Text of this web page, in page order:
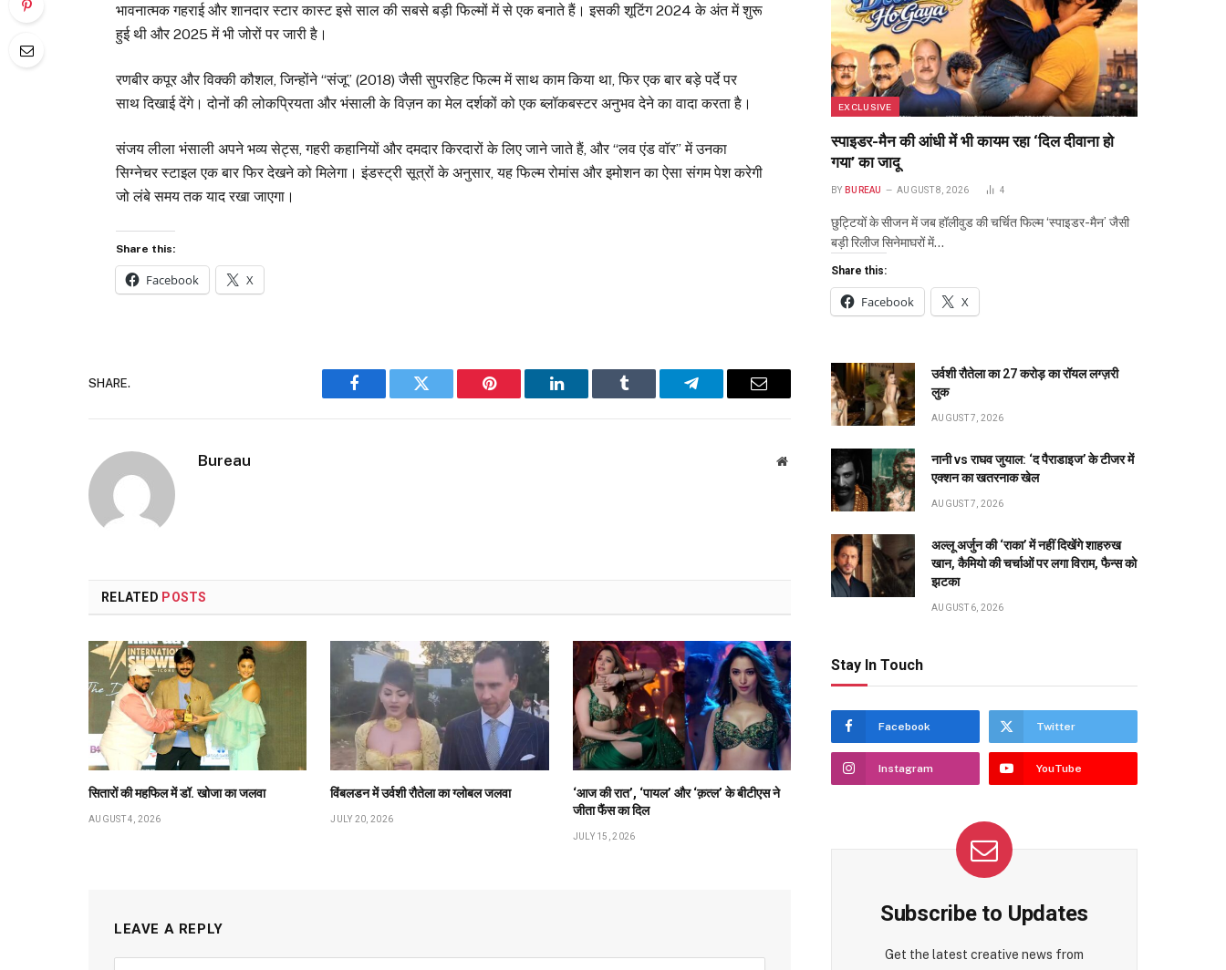
भावनात्मक गहराई और शानदार स्टार कास्ट इसे साल की सबसे बड़ी फिल्मों में से एक बनाते हैं। इसकी शूटिंग 2024 के अंत में शुरू
हुई थी और 2025 में भी जोरों पर जारी है।
रणबीर कपूर और विक्की कौशल, जिन्होंने “संजू” (2018) जैसी सुपरहिट फिल्म में साथ काम किया था, फिर एक बार बड़े पर्दे पर
साथ दिखाई देंगे। दोनों की लोकप्रियता और भंसाली के विज़न का मेल दर्शकों को एक ब्लॉकबस्टर अनुभव देने का वादा करता है।
संजय लीला भंसाली अपने भव्य सेट्स, गहरी कहानियों और दमदार किरदारों के लिए जाने जाते हैं, और “लव एंड वॉर” में उनका
सिग्नेचर स्टाइल एक बार फिर देखने को मिलेगा। इंडस्ट्री सूत्रों के अनुसार, यह फिल्म रोमांस और इमोशन का ऐसा संगम पेश करेगी
जो लंबे समय तक याद रखा जाएगा।
Share this:
Facebook X
SHARE.
Facebook Twitter Pinterest LinkedIn Tumblr Telegram Email
Bureau Website
RELATED POSTS
सितारों की महफिल में डॉ. खोजा का जलवा
AUGUST 4, 2026
विंबलडन में उर्वशी रौतेला का ग्लोबल जलवा
JULY 20, 2026
‘आज की रात’, ‘पायल’ और ‘क़त्ल’ के बीटीएस ने
जीता फैंस का दिल
JULY 15, 2026
LEAVE A REPLY
EXCLUSIVE
स्पाइडर-मैन की आंधी में भी कायम रहा ‘दिल दीवाना हो
गया’ का जादू
BY BUREAU AUGUST 8, 2026 4
छुट्टियों के सीजन में जब हॉलीवुड की चर्चित फिल्म ‘स्पाइडर-मैन’ जैसी
बड़ी रिलीज सिनेमाघरों में…
Share this:
Facebook X
उर्वशी रौतेला का ₹27 करोड़ का रॉयल लग्ज़री
लुक
AUGUST 7, 2026
नानी vs राघव जुयाल: ‘द पैराडाइज’ के टीजर में
एक्शन का खतरनाक खेल
AUGUST 7, 2026
अल्लू अर्जुन की ‘राका’ में नहीं दिखेंगे शाहरुख
खान, कैमियो की चर्चाओं पर लगा विराम, फैन्स को
झटका
AUGUST 6, 2026
Stay In Touch
Facebook Twitter
Instagram YouTube
Subscribe to Updates
Get the latest creative news from